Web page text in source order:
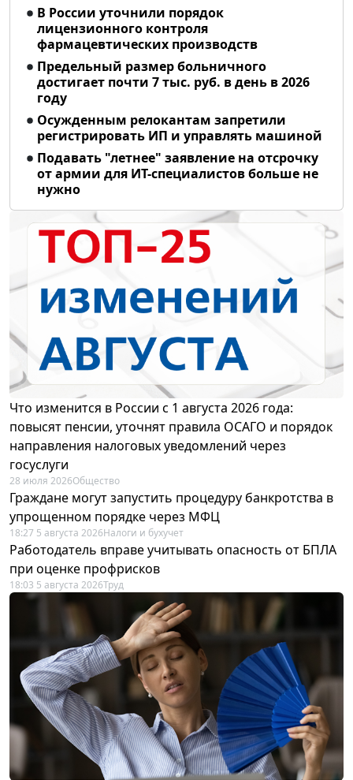
В России уточнили порядок
лицензионного контроля
фармацевтических производств
Предельный размер больничного
достигает почти 7 тыс. руб. в день в 2026
году
Осужденным релокантам запретили
регистрировать ИП и управлять машиной
Подавать "летнее" заявление на отсрочку
от армии для ИТ-специалистов больше не
нужно
Что изменится в России с 1 августа 2026 года:
повысят пенсии, уточнят правила ОСАГО и порядок
направления налоговых уведомлений через
госуслуги
28 июля 2026Общество
Граждане могут запустить процедуру банкротства в
упрощенном порядке через МФЦ
18:27 5 августа 2026Налоги и бухучет
Работодатель вправе учитывать опасность от БПЛА
при оценке профрисков
18:03 5 августа 2026Труд